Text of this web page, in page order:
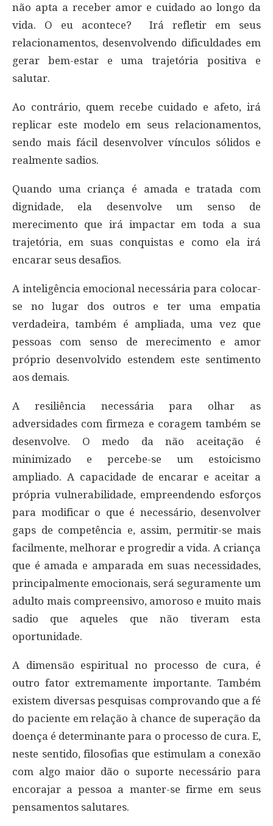
não apta a receber amor e cuidado ao longo da
vida. O eu acontece? Irá refletir em seus
relacionamentos, desenvolvendo dificuldades em
gerar bem-estar e uma trajetória positiva e
salutar.
Ao contrário, quem recebe cuidado e afeto, irá
replicar este modelo em seus relacionamentos,
sendo mais fácil desenvolver vínculos sólidos e
realmente sadios.
Quando uma criança é amada e tratada com
dignidade, ela desenvolve um senso de
merecimento que irá impactar em toda a sua
trajetória, em suas conquistas e como ela irá
encarar seus desafios.
A inteligência emocional necessária para colocar-
se no lugar dos outros e ter uma empatia
verdadeira, também é ampliada, uma vez que
pessoas com senso de merecimento e amor
próprio desenvolvido estendem este sentimento
aos demais.
A resiliência necessária para olhar as
adversidades com firmeza e coragem também se
desenvolve. O medo da não aceitação é
minimizado e percebe-se um estoicismo
ampliado. A capacidade de encarar e aceitar a
própria vulnerabilidade, empreendendo esforços
para modificar o que é necessário, desenvolver
gaps de competência e, assim, permitir-se mais
facilmente, melhorar e progredir a vida. A criança
que é amada e amparada em suas necessidades,
principalmente emocionais, será seguramente um
adulto mais compreensivo, amoroso e muito mais
sadio que aqueles que não tiveram esta
oportunidade.
A dimensão espiritual no processo de cura, é
outro fator extremamente importante. Também
existem diversas pesquisas comprovando que a fé
do paciente em relação à chance de superação da
doença é determinante para o processo de cura. E,
neste sentido, filosofias que estimulam a conexão
com algo maior dão o suporte necessário para
encorajar a pessoa a manter-se firme em seus
pensamentos salutares.